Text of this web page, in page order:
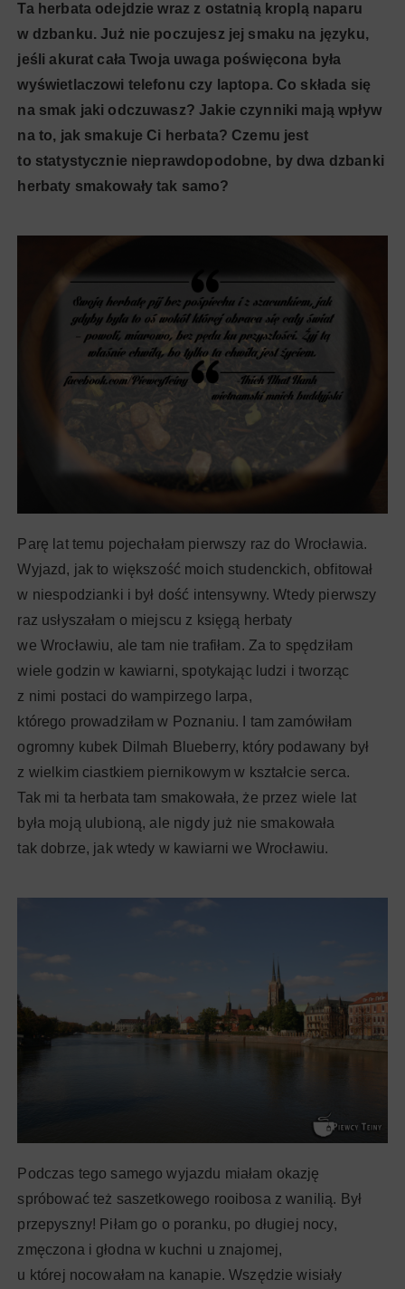
Ta herbata odejdzie wraz z ostatnią kroplą naparu
w dzbanku. Już nie poczujesz jej smaku na języku,
jeśli akurat cała Twoja uwaga poświęcona była
wyświetlaczowi telefonu czy laptopa. Co składa się
na smak jaki odczuwasz? Jakie czynniki mają wpływ
na to, jak smakuje Ci herbata? Czemu jest
to statystycznie nieprawdopodobne, by dwa dzbanki
herbaty smakowały tak samo?
Parę lat temu pojechałam pierwszy raz do Wrocławia.
Wyjazd, jak to większość moich studenckich, obfitował
w niespodzianki i był dość intensywny. Wtedy pierwszy
raz usłyszałam o miejscu z księgą herbaty
we Wrocławiu, ale tam nie trafiłam. Za to spędziłam
wiele godzin w kawiarni, spotykając ludzi i tworząc
z nimi postaci do wampirzego larpa,
którego prowadziłam w Poznaniu. I tam zamówiłam
ogromny kubek Dilmah Blueberry, który podawany był
z wielkim ciastkiem piernikowym w kształcie serca.
Tak mi ta herbata tam smakowała, że przez wiele lat
była moją ulubioną, ale nigdy już nie smakowała
tak dobrze, jak wtedy w kawiarni we Wrocławiu.
Podczas tego samego wyjazdu miałam okazję
spróbować też saszetkowego rooibosa z wanilią. Był
przepyszny! Piłam go o poranku, po długiej nocy,
zmęczona i głodna w kuchni u znajomej,
u której nocowałam na kanapie. Wszędzie wisiały